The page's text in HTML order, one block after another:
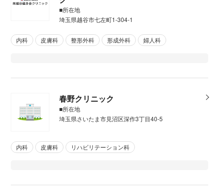
■所在地
埼玉県越谷市七左町1-304-1
内科 皮膚科 整形外科 形成外科 婦人科
春野クリニック
■所在地
埼玉県さいたま市見沼区深作3丁目40-5
内科 皮膚科 リハビリテーション科